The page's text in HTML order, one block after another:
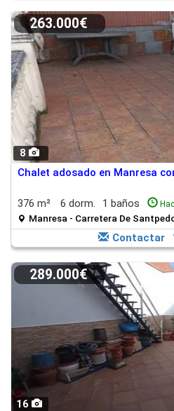
8
263.000€
Chalet adosado en Manresa
376 m² 6 dorm. 1 baños
Manresa - Carretera De
Contactar
16
289.000€